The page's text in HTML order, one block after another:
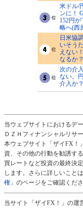
米ドル/
ンに！
152円
略へ(西
日米協
いそう
えない
なるか
次の介
ない。
介入か
当ウェブサイトにおけるデ
ＤＺＨフィナンシャルリサ
本ウェブサイト「ザイFX！
資、その他の行動を勧誘す
買レートなど投資の最終決
します。さらに詳しいことは
権」 のページをご確認くださ
当サイト「ザイFX！」の運